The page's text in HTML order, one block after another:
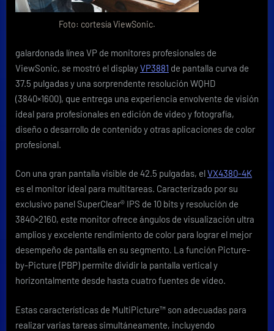
Foto: cortesía ViewSonic.
galardonada línea VP de monitores profesionales de
ViewSonic, se mostró el displayVP3881 de pantalla curva de
37.5 pulgadas y una sorprendente resolución WQHD
(3840×1600), que entrega una experiencia envolvente de visión
ideal para profesionales en edición de video y fotografía,
diseño o desarrollo de contenido y otras aplicaciones de color
profesional.
Con una gran pantalla visible de 42.5 pulgadas, elVX4380-4K
es el monitor ideal para multitareas. Caracterizado por su
exclusivo panel SuperClear® IPS de 10 bits y resolución de
3840×2160, este monitor ofrece ángulos de visualización ultra
amplios y excelente rendimiento de color para lograr el mejor
desempeño de pantalla en su segmento. La función Picture-
by-Picture (PBP) permite dividir la pantalla vertical y
horizontalmente desde hasta cuatro fuentes de video.
Estas características de MultiPicture™ son adecuadas para
realizar varias tareas simultáneamente, incluyendo